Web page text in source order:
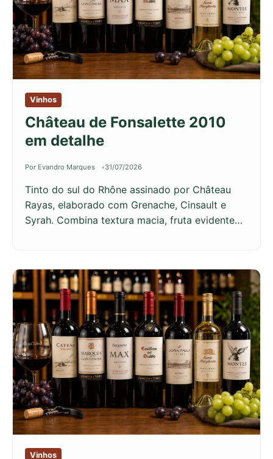
Vinhos
Château de Fonsalette 2010
em detalhe
Por Evandro Marques 31/07/2026
Tinto do sul do Rhône assinado por Château
Rayas, elaborado com Grenache, Cinsault e
Syrah. Combina textura macia, fruta evidente…
Vinhos